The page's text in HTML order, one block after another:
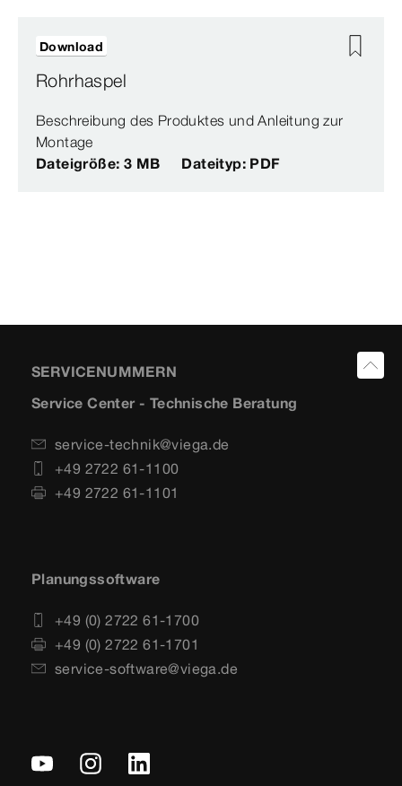
Rohrhaspel
Beschreibung des Produktes und Anleitung zur
Montage
Dateigröße: 3 MB
Dateityp: PDF
Download
SERVICENUMMERN
Service Center - Technische Beratung
service-technik@viega.de
+49 2722 61-1100
+49 2722 61-1101
Planungssoftware
+49 (0) 2722 61-1700
+49 (0) 2722 61-1701
service-software@viega.de